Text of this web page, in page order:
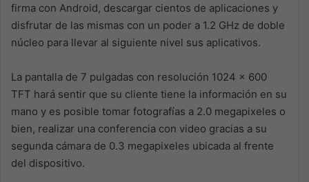
firma con Android, descargar cientos de aplicaciones y
disfrutar de las mismas con un poder a 1.2 GHz de doble
núcleo para llevar al siguiente nivel sus aplicativos.
La pantalla de 7 pulgadas con resolución 1024 x 600
TFT hará sentir que su cliente tiene la información en su
mano y es posible tomar fotografías a 2.0 megapixeles o
bien, realizar una conferencia con video gracias a su
segunda cámara de 0.3 megapixeles ubicada al frente
del dispositivo.